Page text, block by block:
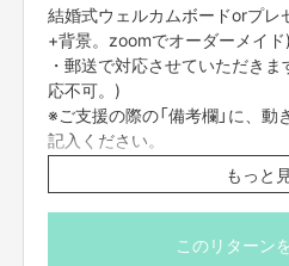
結婚式ウェルカムボードorプレ
+背景。zoomでオーダーメイド)
・郵送で対応させていただき
応不可。)
※ご支援の際の「備考欄」に、
記入ください。
・似顔絵対象者のお写真をい
描いて欲しい角度の2種類のお
す。
※写真はCrowdfundingのメッ
もっと
このリターン